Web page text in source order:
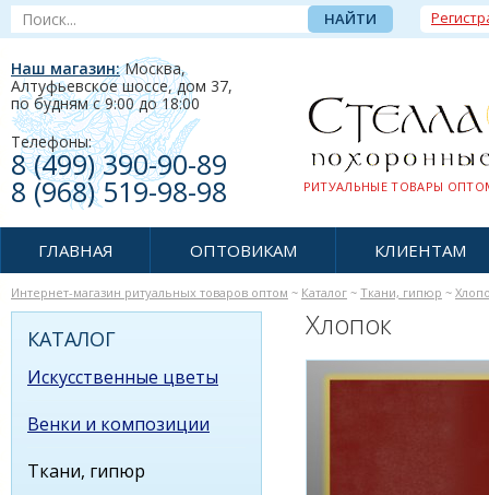
РИТУАЛЬНЫЕ ТОВАРЫ
Наш магазин:Москва,
Алтуфьевское шоссе, дом 37,
по будням c 9:00 до 18:00
Телефоны:
8 (499) 390-90-89
8 (968) 519-98-98
ГЛАВНАЯ ОПТОВИКАМ КЛИЕНТАМ
Интернет-магазин ритуальных товаров оптом ~ Каталог ~ Ткани, гипюр ~
КАТАЛОГ
Искусственные цветы
Венки и композиции
Ткани, гипюр
Хлопок